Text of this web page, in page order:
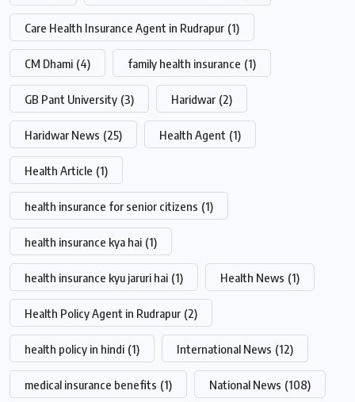
Care Health Insurance Agent in Rudrapur (1)
CM Dhami (4) family health insurance (1)
GB Pant University (3) Haridwar (2)
Haridwar News (25) Health Agent (1)
Health Article (1)
health insurance for senior citizens (1)
health insurance kya hai (1)
health insurance kyu jaruri hai (1) Health News (1)
Health Policy Agent in Rudrapur (2)
health policy in hindi (1) International News (12)
medical insurance benefits (1) National News (108)